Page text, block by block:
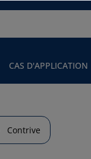
CAS D'APPLICATION
Contrive